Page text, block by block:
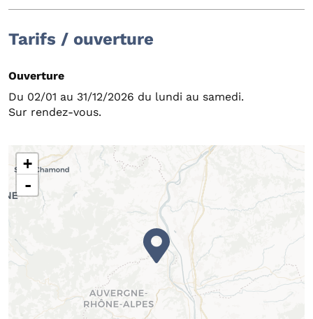
Tarifs / ouverture
Ouverture
Du 02/01 au 31/12/2026 du lundi au samedi.
Sur rendez-vous.
+
-